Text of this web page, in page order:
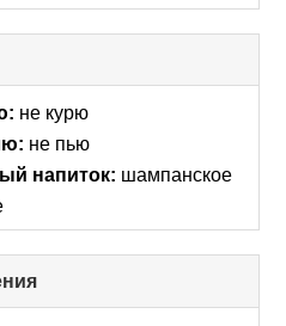
не курю
не пью
напиток: шампанское
to